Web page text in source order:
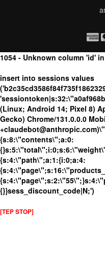
1054 - Unknown column 'id'
insert into sessions values
(Linux; Android 14; Pixel 8)
Gecko) Chrome/131.0.0.0
{s:8:\"contents\";a:0:
{s:4:\"path\";a:1:{i:0;a:4:
{}}sess_discount_code|N;')
[TEP STOP]